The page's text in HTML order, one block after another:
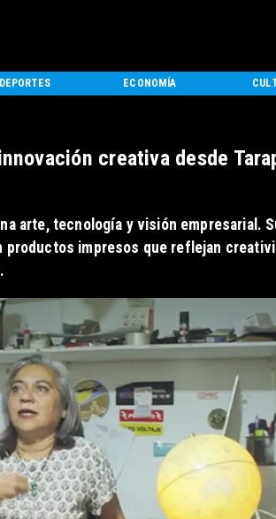
DEPORTES ECONOMÍA
creativa desde
arte, tecnología y visión empresarial.
productos impresos que reflejan